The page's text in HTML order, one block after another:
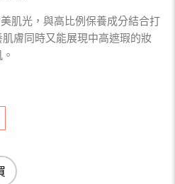
肌光，與高比例保養成分結合打
膚同時又能展現中高遮瑕的妝